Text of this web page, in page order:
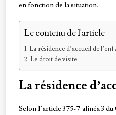
en fonction de la situation.
Le contenu de l'article
La résidence d’accueil de
Le droit de visite
La résidence
Selon l’article 375-7 alinéa 3